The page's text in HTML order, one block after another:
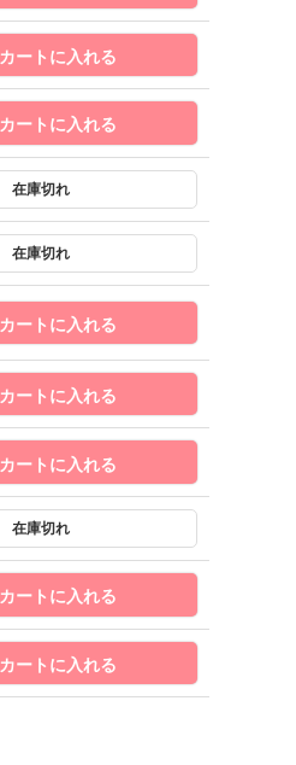
カートに入れる
カートに入れる
カートに入れる
カートに入れる
カートに入れる
カートに入れる
カートに入れる